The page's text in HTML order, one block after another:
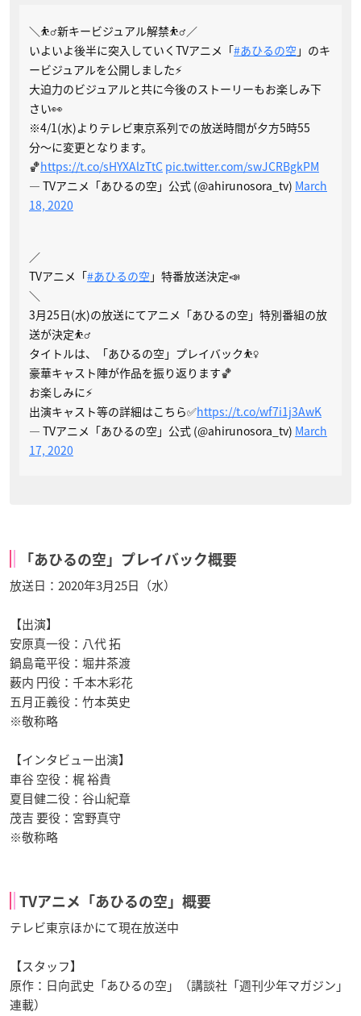
＼⛹️‍♂️新キービジュアル解禁⛹️‍♂️／
いよいよ後半に突入していくTVアニメ「#あひるの空 」のキ
ービジュアルを公開しました⚡️
大迫力のビジュアルと共に今後のストーリーもお楽しみ下
さい👀
※4/1(水)よりテレビ東京系列での放送時間が夕方5時55
分〜に変更となります。
🏀https://t.co/sHYXAlzTtC pic.twitter.com/swJCRBgkPM
— TVアニメ「あひるの空」公式 (@ahirunosora_tv) March
18, 2020
／
TVアニメ「#あひるの空 」特番放送決定📣
＼
3月25日(水)の放送にてアニメ「あひるの空」特別番組の放
送が決定⛹️‍♂️
タイトルは、「あひるの空」プレイバック⛹️‍♀️
豪華キャスト陣が作品を振り返ります🏀
お楽しみに⚡️
出演キャスト等の詳細はこちら✅https://t.co/wf7i1j3AwK
— TVアニメ「あひるの空」公式 (@ahirunosora_tv) March
17, 2020
「あひるの空」プレイバック概要
放送日：2020年3月25日（水）
【出演】
安原真一役：八代 拓
鍋島竜平役：堀井茶渡
薮内 円役：千本木彩花
五月正義役：竹本英史
※敬称略
【インタビュー出演】
車谷 空役：梶 裕貴
夏目健二役：谷山紀章
茂吉 要役：宮野真守
※敬称略
TVアニメ「あひるの空」概要
テレビ東京ほかにて現在放送中
【スタッフ】
原作：日向武史「あひるの空」（講談社「週刊少年マガジン」
連載）